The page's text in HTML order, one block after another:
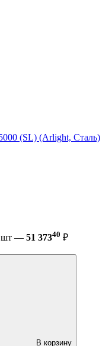
(SL) (Arlight, Сталь)
шт — 51 37340 ₽
В корзину